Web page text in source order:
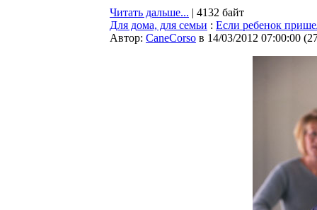
Читать дальше... | 4132 байт
Для дома, для семьи : Если ребенок
Автор: CaneCorso в 14/03/2012 07:00:00 (